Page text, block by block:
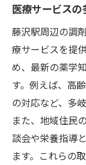
医療サービスの
藤沢駅周辺の調
療サービスを提
め、最新の薬学
す。例えば、高
の対応など、多
また、地域住民
談会や栄養指導
ます。これらの